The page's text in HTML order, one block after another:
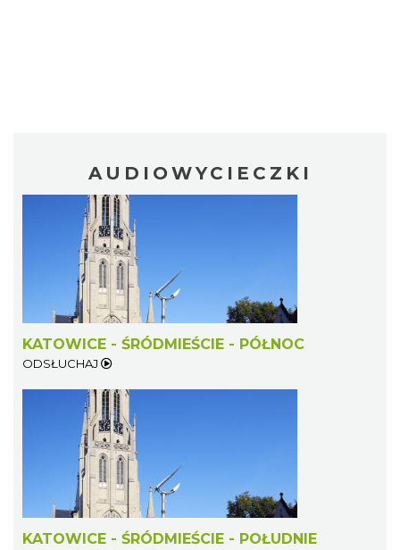
AUDIOWYCIECZKI
KATOWICE - ŚRÓDMIEŚCIE - PÓŁNOC
ODSŁUCHAJ
KATOWICE - ŚRÓDMIEŚCIE - POŁUDNIE